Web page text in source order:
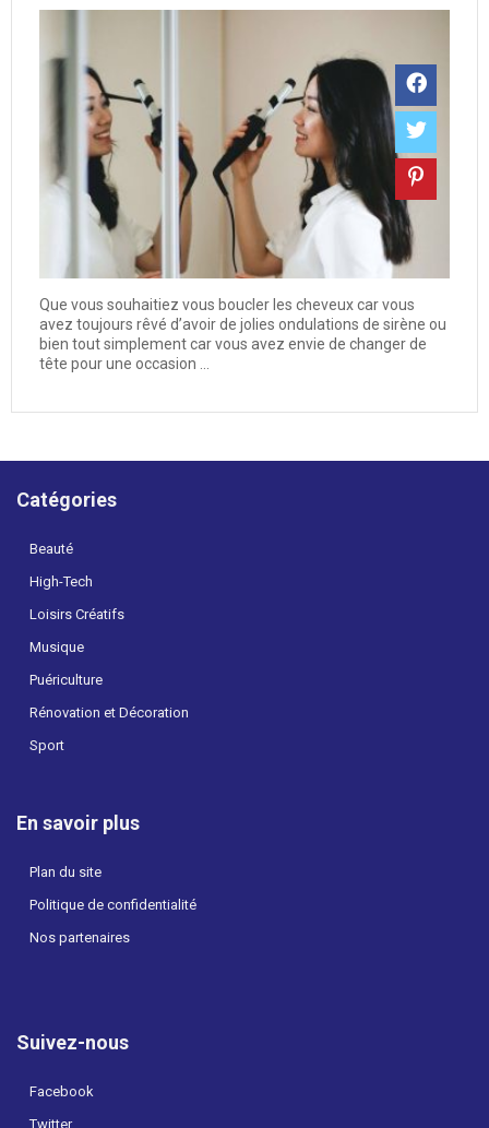
Que vous souhaitiez vous boucler les cheveux car vous
avez toujours rêvé d’avoir de jolies ondulations de sirène ou
bien tout simplement car vous avez envie de changer de
tête pour une occasion ...
Catégories
Beauté
High-Tech
Loisirs Créatifs
Musique
Puériculture
Rénovation et Décoration
Sport
En savoir plus
Plan du site
Politique de confidentialité
Nos partenaires
Suivez-nous
Facebook
Twitter